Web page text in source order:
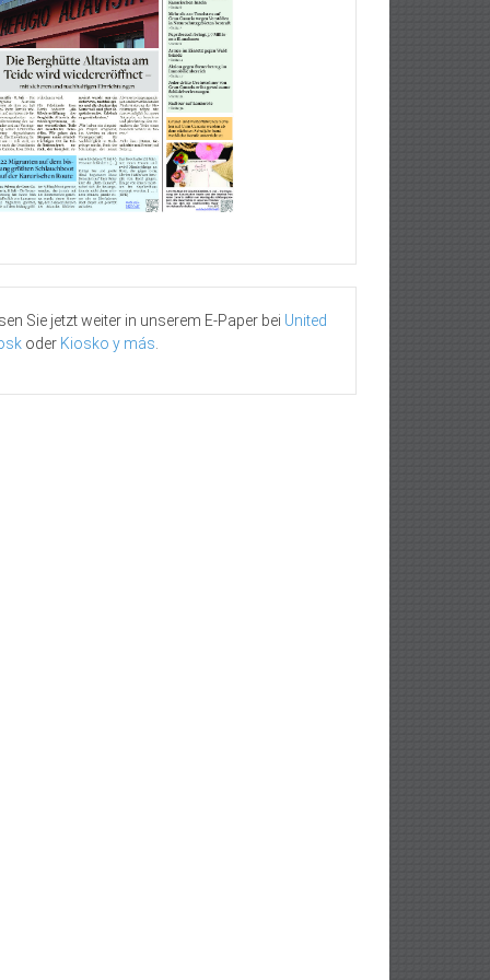
Sie jetzt weiter in unserem E-Paper bei United
oder Kiosko y más